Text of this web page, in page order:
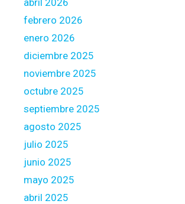
r
e
s
p
e
f
n
t
s
a
febrero 2026
enero 2026
diciembre 2025
noviembre 2025
octubre 2025
septiembre 2025
agosto 2025
julio 2025
junio 2025
mayo 2025
abril 2025